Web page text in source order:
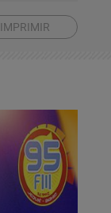
IMPRIMIR